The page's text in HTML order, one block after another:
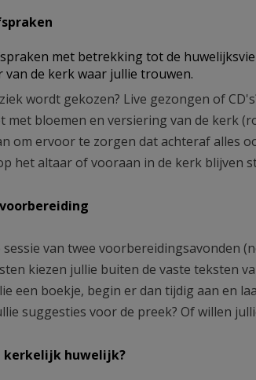
met betrekking tot de
van de kerk waar jullie trouwen.
wordt gekozen? Live gezongen of
met bloemen en versiering van de kerk
om ervoor te zorgen dat achteraf alles
het altaar of vooraan in de kerk blijven
sessie van twee voorbereidingsavonden
kiezen jullie buiten de vaste teksten
een boekje, begin er dan tijdig aan en
suggesties voor de preek? Of willen
kerkelijk huwelijk?